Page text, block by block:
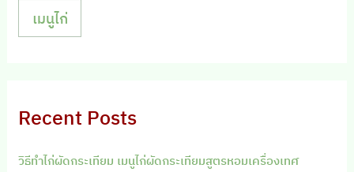
เมนูไก่
Recent Posts
วิธีทำไก่ผัดกระเทียม เมนูไก่ผัดกระเทียมสูตรหอมเครื่องเทศ